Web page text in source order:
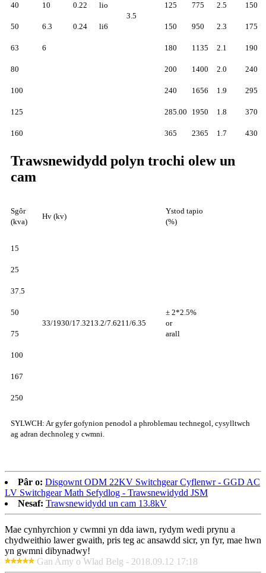
3.5
40 10 0.22 lio 125 775 2.5 150
50 6.3 0.24 li6 150 950 2.3 175
63 6 180 1135 2.1 190
80 200 1400 2.0 240
100 240 1656 1.9 295
125 285.00 1950 1.8 370
160 365 2365 1.7 430
Trawsnewidydd polyn trochi olew un
cam
Sgôr
(kva)
Hv (kv)
Ystod tapio
(%)
15
33/1930/17.3213.2/7.6211/6.35
± 2*2.5%
or
arall
25
37.5
50
75
100
167
250
SYLWCH: Ar gyfer gofynion penodol a phroblemau technegol, cysylltwch
ag adran dechnoleg y cwmni.
Pâr o: Disgownt ODM 22KV Switchgear Cyflenwr - GGD AC
LV Switchgear Math Sefydlog - Trawsnewidydd JSM
Nesaf: Trawsnewidydd un cam 13.8kV
Mae cynhyrchion y cwmni yn dda iawn, rydym wedi prynu a
chydweithio lawer gwaith, pris teg ac ansawdd sicr, yn fyr, mae hwn
yn gwmni dibynadwy!
Gan Amy o Wlad Belg - 2018.09.12 17:18